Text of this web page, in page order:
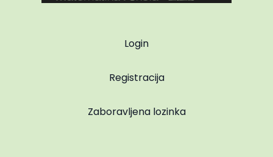
Login
Registracija
Zaboravljena lozinka